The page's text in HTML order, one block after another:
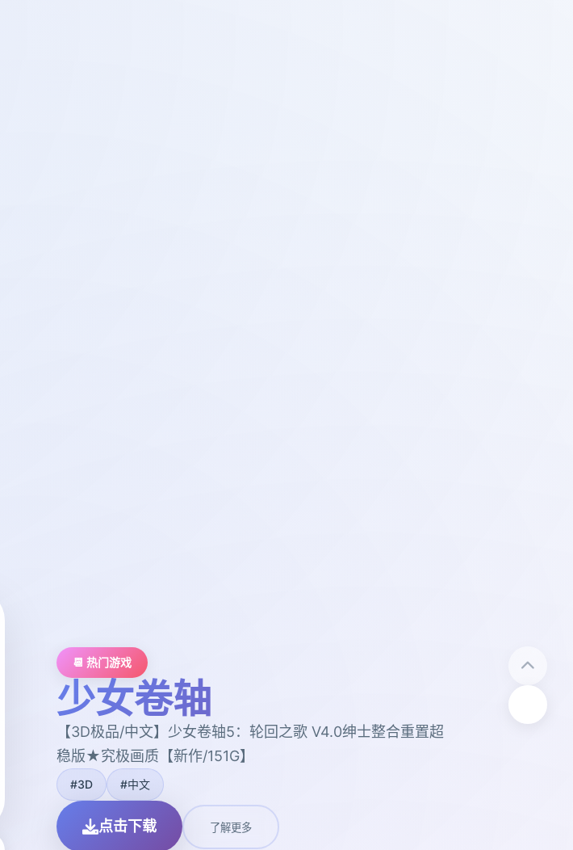
📆 热门游戏
少女卷轴
【3D极品/中文】少女卷轴5：轮回之歌 V4.0绅士整合重置超
稳版★究极画质【新作/151G】
#3D #中文
点击下载 了解更多